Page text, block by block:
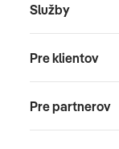
Služby
Pre klientov
Pre partnerov